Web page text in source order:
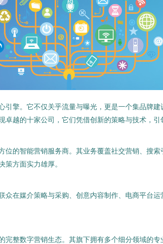
擎。它不仅关乎流量与曝光，更是一个集品牌
越的十家公司，它们凭借创新的策略与技术，引
的智能营销服务商。其业务覆盖社交营销、搜
方面实力雄厚。
在媒介策略与采购、创意内容制作、电商平台
整数字营销生态。其旗下拥有多个细分领域的